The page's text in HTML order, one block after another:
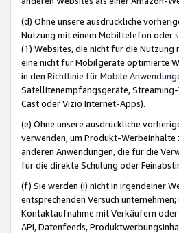
(d) Ohne unsere ausdrückliche
Nutzung mit einem Mobiltelefon oder
(1) Websites, die nicht für die
eine nicht für Mobilgeräte optimierte
in den Richtlinie für Mobile
Satellitenempfangsgeräte, Streaming-
Cast oder Vizio Internet-Apps).
(e) Ohne unsere ausdrückliche
verwenden, um Produkt-
anderen Anwendungen, die für die
für die direkte Schulung oder
(f) Sie werden (i) nicht in irgendeiner
entsprechenden Versuch
Kontaktaufnahme mit Verkäufern
API, Datenfeeds,